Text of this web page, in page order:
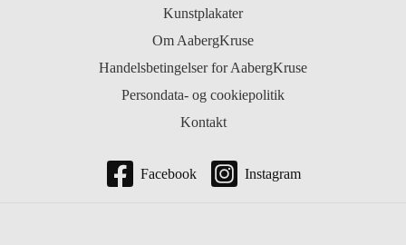
Kunstplakater
Om AabergKruse
Handelsbetingelser for AabergKruse
Persondata- og cookiepolitik
Kontakt
Facebook Instagram